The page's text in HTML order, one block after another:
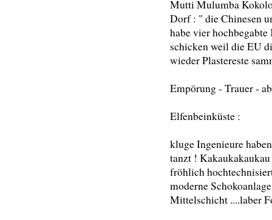
Mutti Mulumba
Dorf : " die Chinesen
habe vier
schicken weil die EU
wieder Plastereste
Empörung - Trauer -
Elfenbeinküste :
kluge Ingenieure
tanzt !
fröhlich
moderne
Mittelschicht ....laber